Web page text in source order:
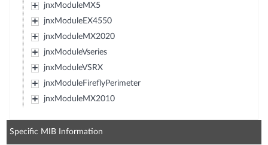
jnxModuleMX5
jnxModuleEX4550
jnxModuleMX2020
jnxModuleVseries
jnxModuleVSRX
jnxModuleFireflyPerimeter
jnxModuleMX2010
Specific MIB Information